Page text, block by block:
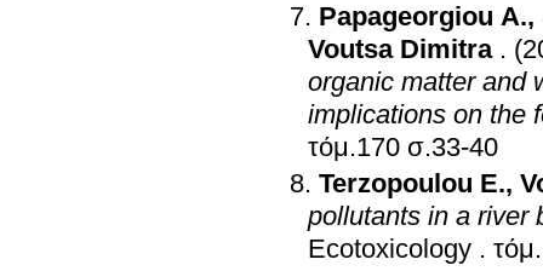
Papageorgiou A.,
Voutsa Dimitra .
organic matter and
implications on the
τόμ.170 σ.33-40
Terzopoulou E.,
pollutants in a
Ecotoxicology .